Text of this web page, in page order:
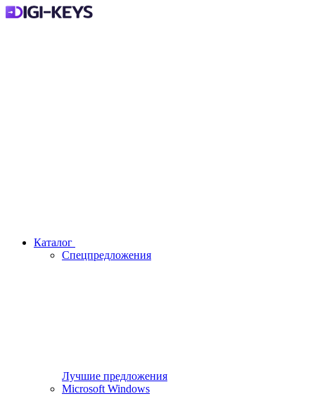
Каталог
Спецпредложения
Лучшие предложения
Microsoft Windows